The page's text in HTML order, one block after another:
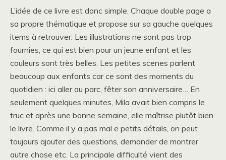
L’idée de ce livre est donc simple. Chaque double page a
sa propre thématique et propose sur sa gauche quelques
items à retrouver. Les illustrations ne sont pas trop
fournies, ce qui est bien pour un jeune enfant et les
couleurs sont très belles. Les petites scenes parlent
beaucoup aux enfants car ce sont des moments du
quotidien : ici aller au parc, fêter son anniversaire… En
seulement quelques minutes, Mila avait bien compris le
truc et après une bonne semaine, elle maîtrise plutôt bien
le livre. Comme il y a pas mal e petits détails, on peut
toujours ajouter des questions, demander de montrer
autre chose etc. La principale difficulté vient des